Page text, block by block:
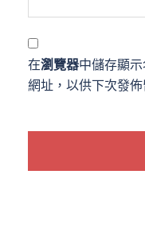
在瀏覽器中儲存顯
網址，以供下次發佈